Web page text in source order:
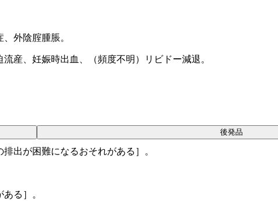
外陰腟腫脹。
産、妊娠時出血、（頻度不明）リビドー減退。
出が困難になるおそれがある］。
る］。
後発品